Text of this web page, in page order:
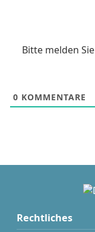
Bitte melden
0 KOMMENTARE
Rechtliches